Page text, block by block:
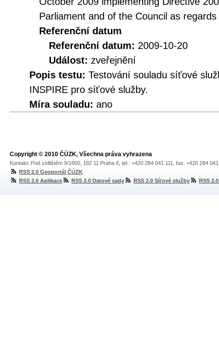
Parliament and of the Council as
Referenční datum
Referenční datum: 2009-10-20
Událost: zveřejnění
Popis testu: Testování souladu síťové
INSPIRE pro síťové služby.
Míra souladu: ano
Copyright © 2010 ČÚZK, Všechna práva vyhrazena
Kontakt: Pod sídlištěm 9/1800, 182 11 Praha 8, tel.: +420 284 041 111, fax: +420 284
RSS 2.0 Geoportál ČÚZK
RSS 2.0 Aplikace
RSS 2.0 Datové sady RSS 2.0 Síťové služby RSS